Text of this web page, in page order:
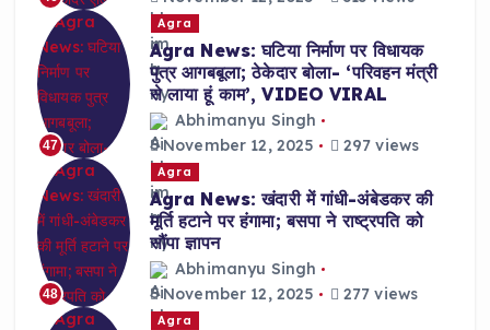
47
Agra
Agra News: घटिया निर्माण पर विधायक
पुत्र आगबबूला; ठेकेदार बोला- ‘परिवहन मंत्री
से लाया हूं काम’, VIDEO VIRAL
Abhimanyu Singh
November 12, 2025
297 views
48
Agra
Agra News: खंदारी में गांधी-अंबेडकर की
मूर्ति हटाने पर हंगामा; बसपा ने राष्ट्रपति को
सौंपा ज्ञापन
Abhimanyu Singh
November 12, 2025
277 views
Agra